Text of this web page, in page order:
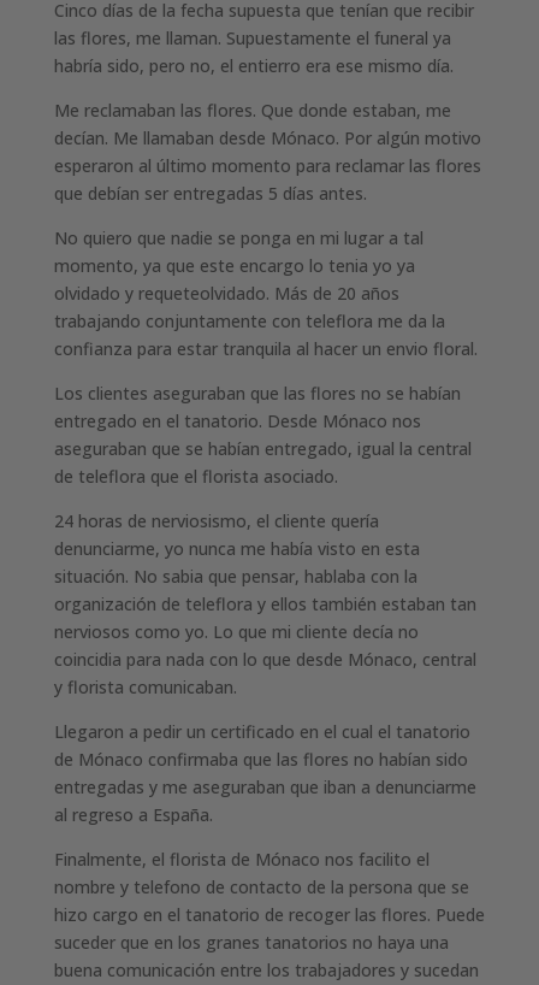
Cinco días de la fecha supuesta que tenían que recibir
las flores, me llaman. Supuestamente el funeral ya
habría sido, pero no, el entierro era ese mismo día.
Me reclamaban las flores. Que donde estaban, me
decían. Me llamaban desde Mónaco. Por algún motivo
esperaron al último momento para reclamar las flores
que debían ser entregadas 5 días antes.
No quiero que nadie se ponga en mi lugar a tal
momento, ya que este encargo lo tenia yo ya
olvidado y requeteolvidado. Más de 20 años
trabajando conjuntamente con teleflora me da la
confianza para estar tranquila al hacer un envio floral.
Los clientes aseguraban que las flores no se habían
entregado en el tanatorio. Desde Mónaco nos
aseguraban que se habían entregado, igual la central
de teleflora que el florista asociado.
24 horas de nerviosismo, el cliente quería
denunciarme, yo nunca me había visto en esta
situación. No sabia que pensar, hablaba con la
organización de teleflora y ellos también estaban tan
nerviosos como yo. Lo que mi cliente decía no
coincidia para nada con lo que desde Mónaco, central
y florista comunicaban.
Llegaron a pedir un certificado en el cual el tanatorio
de Mónaco confirmaba que las flores no habían sido
entregadas y me aseguraban que iban a denunciarme
al regreso a España.
Finalmente, el florista de Mónaco nos facilito el
nombre y telefono de contacto de la persona que se
hizo cargo en el tanatorio de recoger las flores. Puede
suceder que en los granes tanatorios no haya una
buena comunicación entre los trabajadores y sucedan